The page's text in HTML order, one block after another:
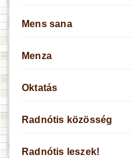
Mens sana
Menza
Oktatás
Radnótis közösség
Radnótis leszek!